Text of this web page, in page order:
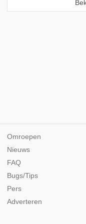
Omroepen
Nieuws
FAQ
Bugs/Tips
Pers
Adverteren